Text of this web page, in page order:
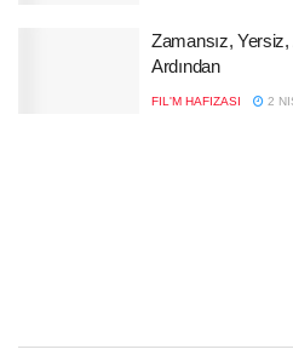
Zamansız,
Ardından
FIL'M HAFIZASI 2